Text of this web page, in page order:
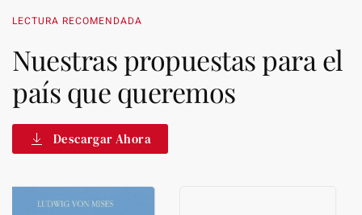
LECTURA RECOMENDADA
Nuestras propuestas para el
país que queremos
Descargar Ahora